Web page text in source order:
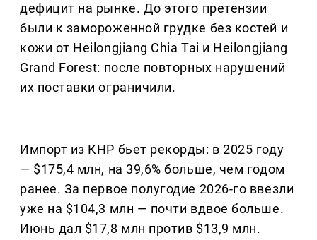
дефицит на рынке. До этого претензии
были к замороженной грудке без костей и
кожи от Heilongjiang Chia Tai и Heilongjiang
Grand Forest: после повторных нарушений
их поставки ограничили.
Импорт из КНР бьет рекорды: в 2025 году
— $175,4 млн, на 39,6% больше, чем годом
ранее. За первое полугодие 2026-го ввезли
уже на $104,3 млн — почти вдвое больше.
Июнь дал $17,8 млн против $13,9 млн.